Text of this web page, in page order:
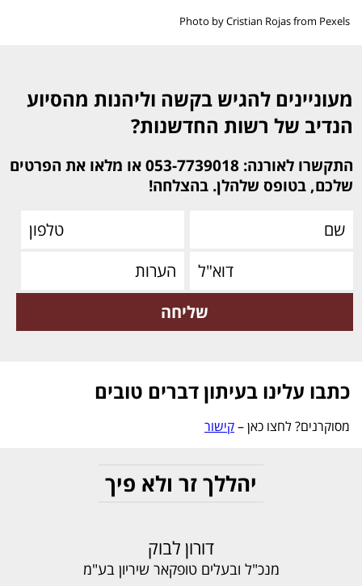
Photo by Cristian Rojas from Pexels
מעוניינים להגיש בקשה וליהנות מהסיוע
הנדיב של רשות החדשנות?
התקשרו לאורנה: 053-7739018 או מלאו את הפרטים
שלכם, בטופס שלהלן. בהצלחה!
כתבו עלינו בעיתון דברים טובים
מסוקרנים? לחצו כאן –קישור
יהללך זר ולא פיך
דורון לבוק
מנכ"ל ובעלים טופקאר שיריון בע"מ